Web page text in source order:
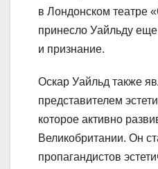
в Лондонском театре
принесло Уайльду
и признание.
Оскар Уайльд также
представителем
которое активно
Великобритании. Он
пропагандистов